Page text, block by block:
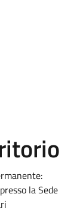
la Sede